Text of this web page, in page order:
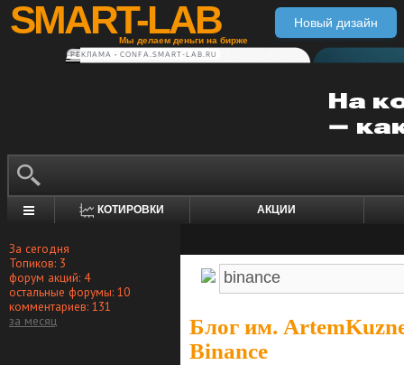
SMART-LAB
Мы делаем деньги на бирже
Новый дизайн
РЕКЛАМА • CONFA.SMART-LAB.RU
КОТИРОВКИ АКЦИИ
За сегодня
Топиков: 3
форум акций: 4
остальные форумы: 10
комментариев: 131
за месяц
Блог им.
Binance